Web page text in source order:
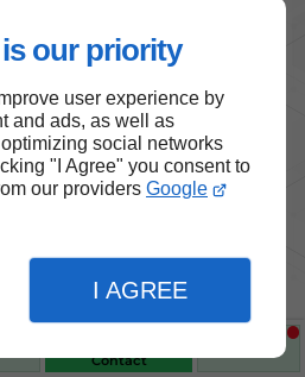
our priority
user experience by
and ads, as well as
social networks
"I Agree" you consent to
our providers Google
I AGREE
Contact
de santé et de